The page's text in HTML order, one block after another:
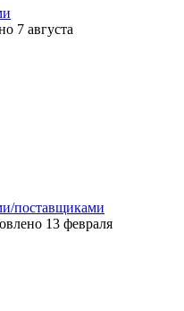
7 августа
поставщиками
13 февраля